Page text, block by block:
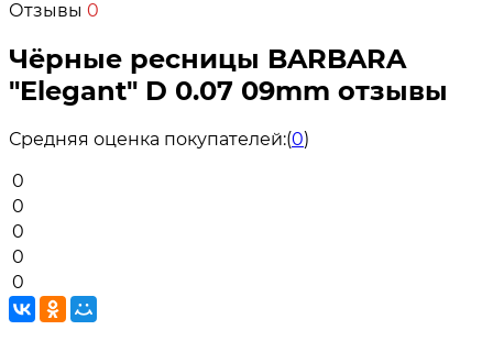
Отзывы 0
Чёрные ресницы BARBARA
"Elegant" D 0.07 09mm отзывы
Средняя оценка покупателей:(0)
0
0
0
0
0